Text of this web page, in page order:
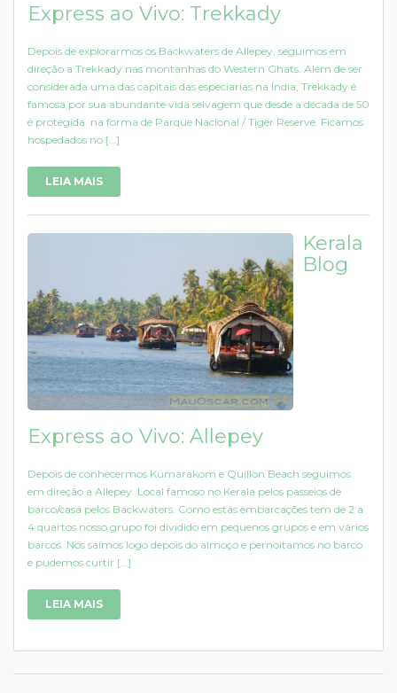
Express ao Vivo: Trekkady
Depois de explorarmos os Backwaters de Allepey, seguimos em
direção a Trekkady nas montanhas do Western Ghats. Além de ser
considerada uma das capitais das especiarias na Índia, Trekkady é
famosa por sua abundante vida selvagem que desde a década de 50
é protegida na forma de Parque Nacional / Tiger Reserve. Ficamos
hospedados no […]
LEIA MAIS
Kerala
Blog
Express ao Vivo: Allepey
Depois de conhecermos Kumarakom e Quillon Beach seguimos
em direção a Allepey. Local famoso no Kerala pelos passeios de
barco/casa pelos Backwaters. Como estas embarcações tem de 2 a
4 quartos nosso grupo foi dividido em pequenos grupos e em vários
barcos. Nós saímos logo depois do almoço e pernoitamos no barco
e pudemos curtir […]
LEIA MAIS